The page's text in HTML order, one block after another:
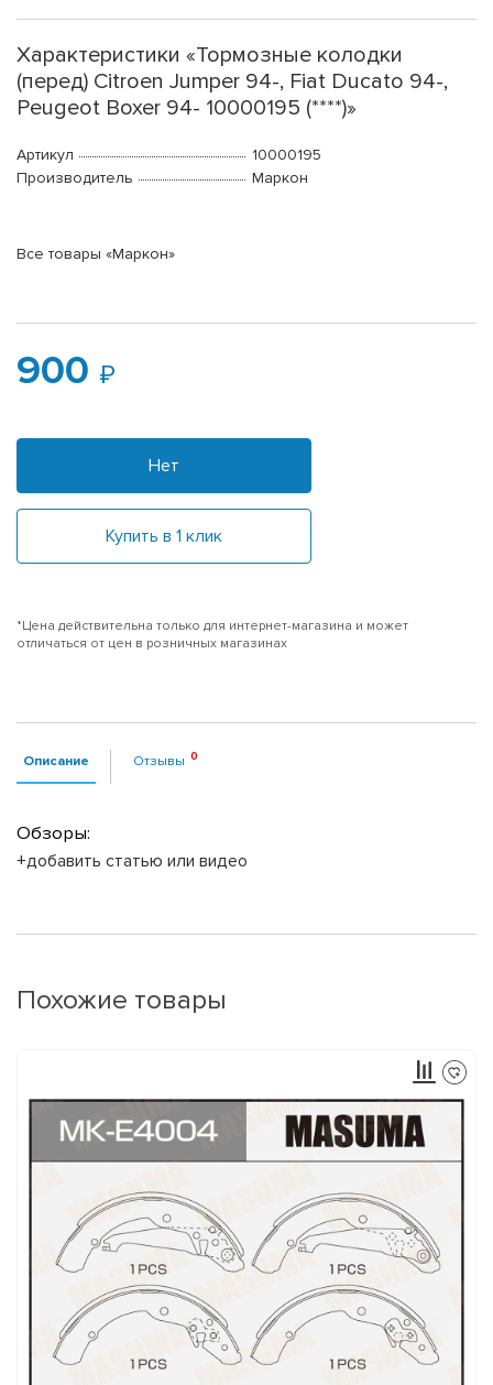
Характеристики «Тормозные колодки
(перед) Citroen Jumper 94-, Fiat Ducato 94-,
Peugeot Boxer 94- 10000195 (****)»
Артикул
10000195
Производитель
Маркон
Все товары «Маркон»
900
Нет
Купить в 1 клик
*Цена действительна только для интернет-магазина и может
отличаться от цен в розничных магазинах
Описание Отзывы
Обзоры:
+добавить статью или видео
Похожие товары